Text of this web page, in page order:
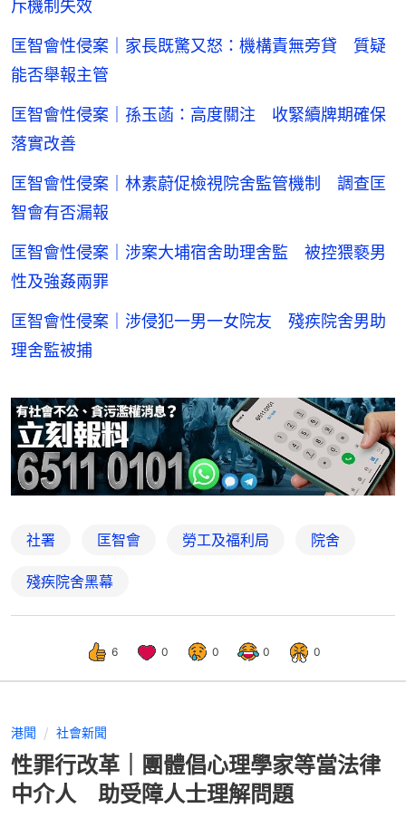
斥機制失效
匡智會性侵案｜家長既驚又怒：機構責無旁貸 質疑
能否舉報主管
匡智會性侵案｜孫玉菡：高度關注 收緊續牌期確保
落實改善
匡智會性侵案｜林素蔚促檢視院舍監管機制 調查匡
智會有否漏報
匡智會性侵案｜涉案大埔宿舍助理舍監 被控猥褻男
性及強姦兩罪
匡智會性侵案｜涉侵犯一男一女院友 殘疾院舍男助
理舍監被捕
社署 匡智會 勞工及福利局 院舍
殘疾院舍黑幕
6 0 0 0 0
港聞 社會新聞
性罪行改革｜團體倡心理學家等當法律
中介人 助受障人士理解問題